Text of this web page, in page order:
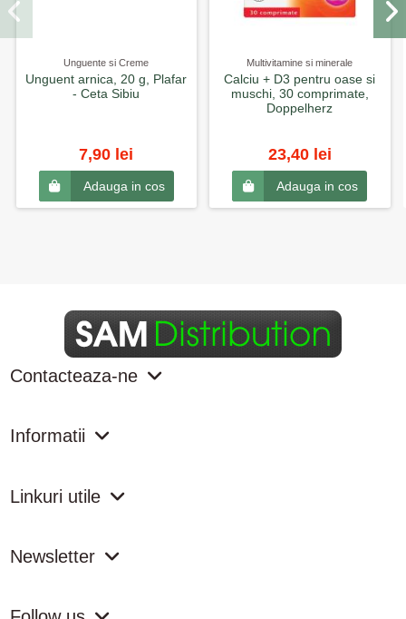
Unguente si Creme
Unguent arnica, 20 g, Plafar
- Ceta Sibiu
7,90 lei
Adauga in cos
Multivitamine si minerale
Calciu + D3 pentru oase si
muschi, 30 comprimate,
Doppelherz
23,40 lei
Adauga in cos
Contacteaza-ne
Informatii
Linkuri utile
Newsletter